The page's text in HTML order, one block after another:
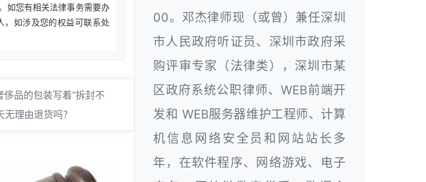
如您有相关法律事务需要办
，如涉及您的权益可联系处
侈品的包装写着“拆封不
理由退货吗？
00。邓杰律师现（或曾）兼任深圳
市人民政府听证员、深圳市政府采
购评审专家（法律类），深圳市某
区政府系统公职律师、WEB前端开
发和 WEB服务器维护工程师、计算
机信息网络安全员和网站站长多
年，在软件程序、网络游戏、电子